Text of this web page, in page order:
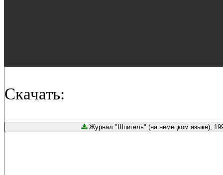
Скачать:
Журнал "Шпигель" (на немецком языке),